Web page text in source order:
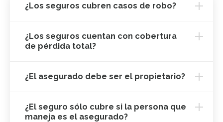
¿Los seguros cubren casos de robo?
¿Los seguros cuentan con cobertura
de pérdida total?
¿El asegurado debe ser el propietario?
¿El seguro sólo cubre si la persona que
maneja es el asegurado?